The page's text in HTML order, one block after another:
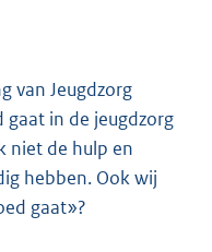
van Jeugdzorg
in de jeugdzorg
niet de hulp en
hebben. Ook wij
gaat»?